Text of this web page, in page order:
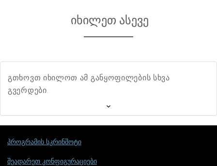
იხილეთ ასევე
გთხოვთ იხილოთ ამ განყოფილების სხვა
გვერდები.
პროგრამის სკრინშოტი
შეადარეთ კონფიგურაციები